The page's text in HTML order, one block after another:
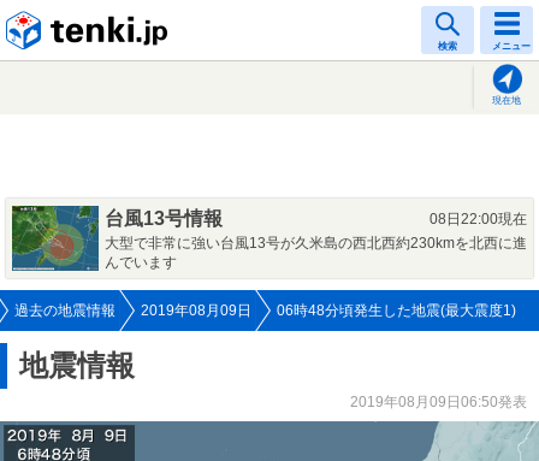
検索 メニュー
現在地
台風13号情報
08日22:00現在
大型で非常に強い台風13号が久米島の西北西約230kmを北西に進
んでいます
過去の地震情報 2019年08月09日 06時48分頃発生した地震(最大震度1)
地震情報
2019年08月09日06:50発表